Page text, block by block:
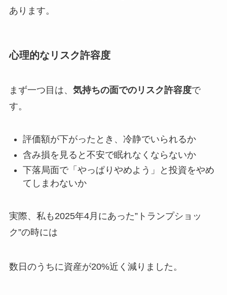
あります。
心理的なリスク許容度
まず一つ目は、 気持ちの面でのリスク許容度で
す。
評価額が下がったとき、冷静でいられるか
含み損を見ると不安で眠れなくならないか
下落局面で「やっぱりやめよう」と投資をやめ
てしまわないか
実際、私も2025年4月にあった”トランプショッ
ク”の時には
数日のうちに資産が20%近く減りました。